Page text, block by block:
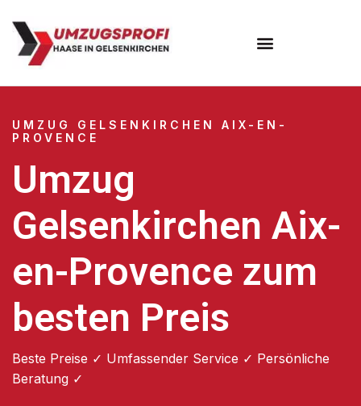
UMZUG GELSENKIRCHEN AIX-EN-
PROVENCE
Umzug
Gelsenkirchen Aix-
en-Provence zum
besten Preis
Beste Preise ✓ Umfassender Service ✓ Persönliche
Beratung ✓